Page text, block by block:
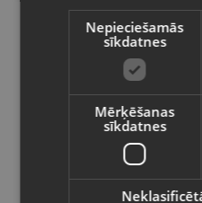
maXlife MXUC-1 2A
valodā
Valsts
Latviešu / Latvian
Nepieciešamās
sīkdatnes
Mērķēšanas
sīkdatnes